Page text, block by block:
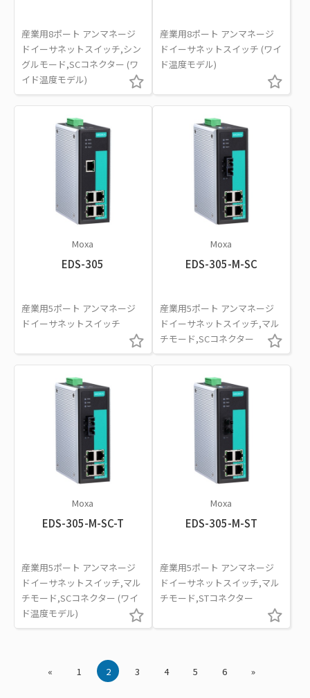
産業用8ポート アンマネージ
ドイーサネットスイッチ,シン
グルモード,SCコネクター (ワ
イド温度モデル)
産業用8ポート アンマネージ
ドイーサネットスイッチ (ワイ
ド温度モデル)
Moxa
EDS-305
産業用5ポート アンマネージ
ドイーサネットスイッチ
Moxa
EDS-305-M-SC
産業用5ポート アンマネージ
ドイーサネットスイッチ,マル
チモード,SCコネクター
Moxa
EDS-305-M-SC-T
産業用5ポート アンマネージ
ドイーサネットスイッチ,マル
チモード,SCコネクター (ワイ
ド温度モデル)
Moxa
EDS-305-M-ST
産業用5ポート アンマネージ
ドイーサネットスイッチ,マル
チモード,STコネクター
« 1 2 3 4 5 6 »